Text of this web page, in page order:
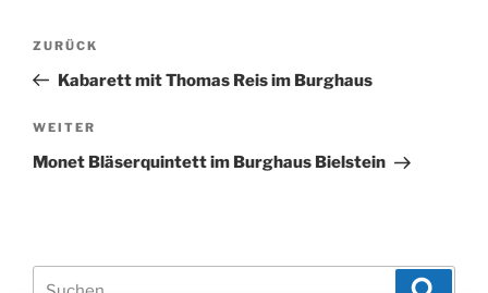
Beitragsnavigation
Vorheriger
Beitrag
ZURÜCK
Kabarett mit Thomas Reis im Burghaus
Nächster
Beitrag
WEITER
Monet Bläserquintett im Burghaus Bielstein